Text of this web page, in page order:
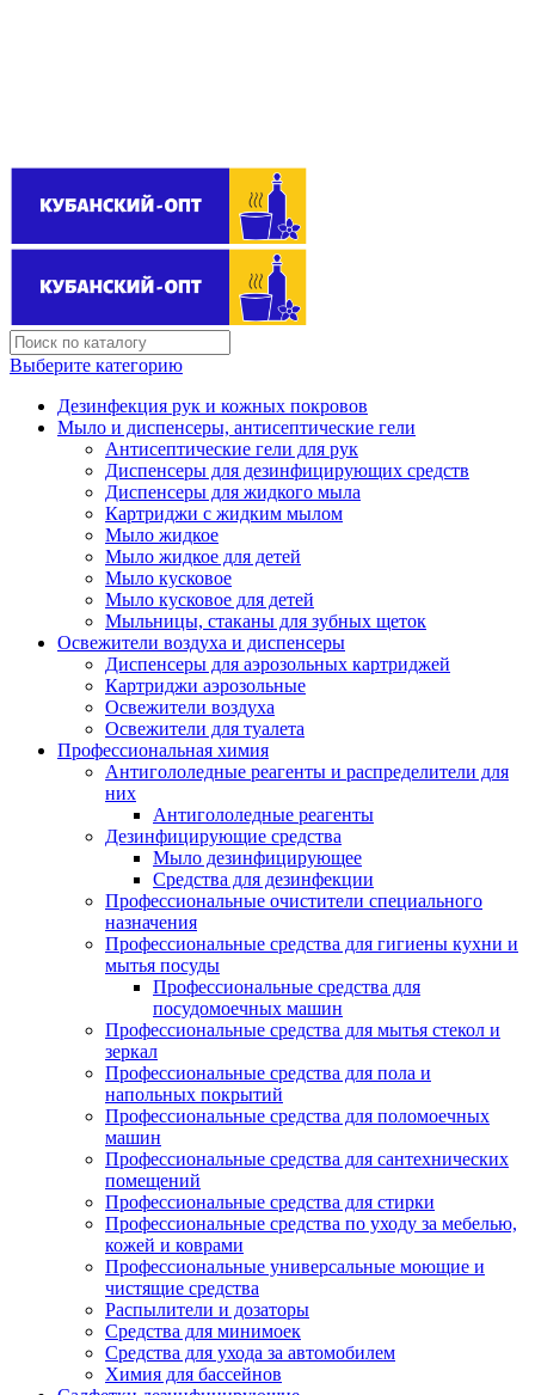
Выберите категорию
Дезинфекция рук и кожных покровов
Мыло и диспенсеры, антисептические гели
Антисептические гели для рук
Диспенсеры для дезинфицирующих средств
Диспенсеры для жидкого мыла
Картриджи с жидким мылом
Мыло жидкое
Мыло жидкое для детей
Мыло кусковое
Мыло кусковое для детей
Мыльницы, стаканы для зубных щеток
Освежители воздуха и диспенсеры
Диспенсеры для аэрозольных картриджей
Картриджи аэрозольные
Освежители воздуха
Освежители для туалета
Профессиональная химия
Антигололедные реагенты и распределители для
них
Антигололедные реагенты
Дезинфицирующие средства
Мыло дезинфицирующее
Средства для дезинфекции
Профессиональные очистители специального
назначения
Профессиональные средства для гигиены кухни и
мытья посуды
Профессиональные средства для
посудомоечных машин
Профессиональные средства для мытья стекол и
зеркал
Профессиональные средства для пола и
напольных покрытий
Профессиональные средства для поломоечных
машин
Профессиональные средства для сантехнических
помещений
Профессиональные средства для стирки
Профессиональные средства по уходу за мебелью,
кожей и коврами
Профессиональные универсальные моющие и
чистящие средства
Распылители и дозаторы
Средства для минимоек
Средства для ухода за автомобилем
Химия для бассейнов